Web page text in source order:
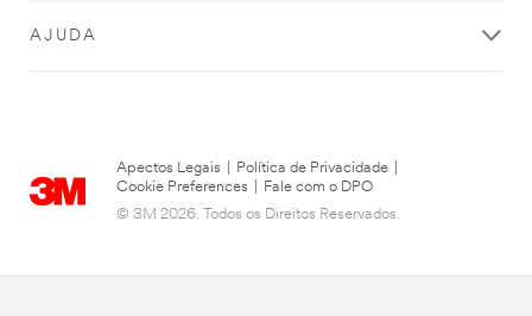
AJUDA
Apectos Legais Política de Privacidade
Cookie Preferences
Fale com o DPO
© 3M 2026. Todos os Direitos Reservados.